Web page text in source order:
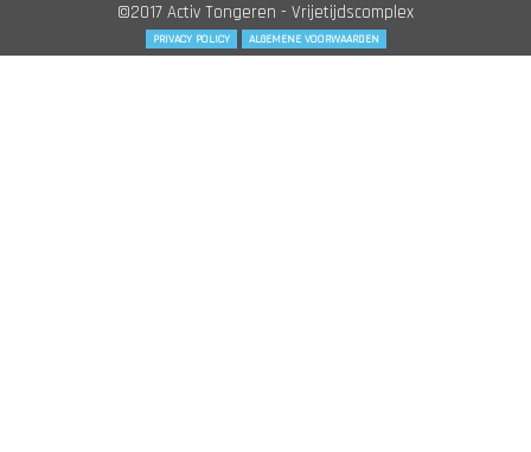
©2017 Activ Tongeren - Vrijetijdscomplex
PRIVACY POLICY ALGEMENE VOORWAARDEN